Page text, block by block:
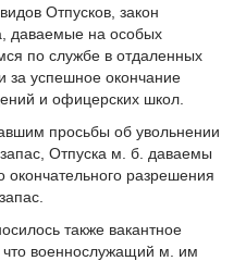
Отпусков, закон
даваемые на особых
по службе в отдаленных
за успешное окончание
и офицерских школ.
просьбы об увольнении
Отпуска м. б. даваемы
разрешения
также вакантное
военнослужащий м. им